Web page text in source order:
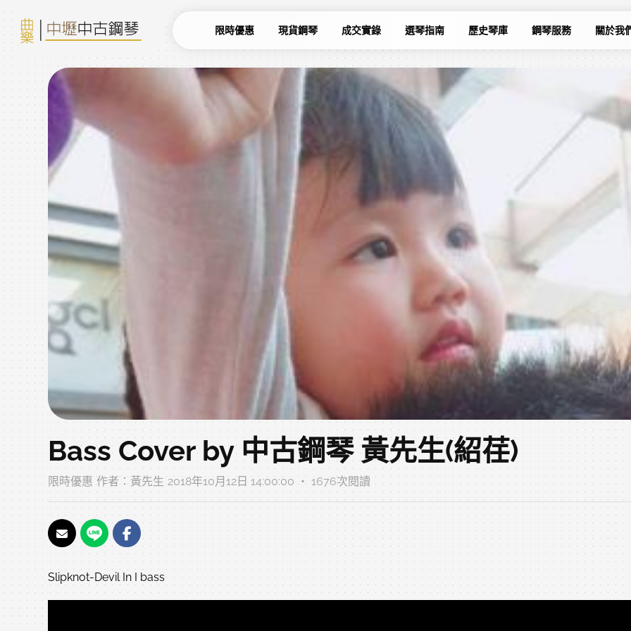
限時優惠 現貨鋼琴 成交實錄 選琴指南 歷史琴庫 鋼琴服務 關於我
Bass Cover by 中古鋼琴 黃先生(紹荏)
限時優惠 作者： 黃先生 2018年10月12日 14:00:00 ‧ 1676次閱讀
Slipknot-Devil In I bass